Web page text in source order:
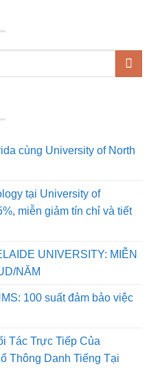
cùng University of North
tại University of
miễn giảm tín chỉ và tiết
UNIVERSITY: MIỄN
NĂM
100 suất đảm bảo việc
Tác Trực Tiếp Của
Thông Danh Tiếng Tại